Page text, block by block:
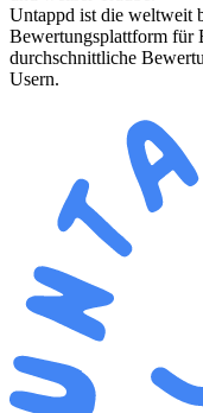
Untappd ist die weltweit
Bewertungsplattform für
durchschnittliche
Usern.